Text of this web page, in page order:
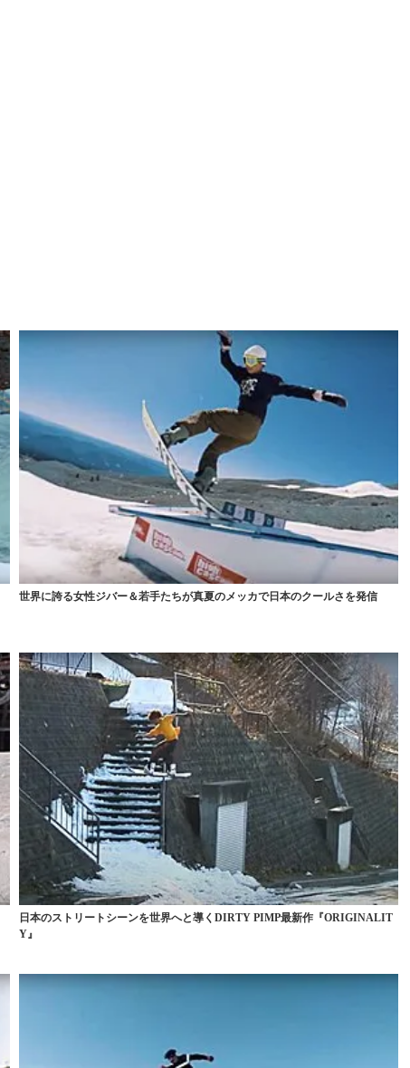
世界に誇る女性ジバー＆若手たちが真夏のメッカで日本のクールさを発信
日本のストリートシーンを世界へと導くDIRTY PIMP最新作『ORIGINALIT
Y』